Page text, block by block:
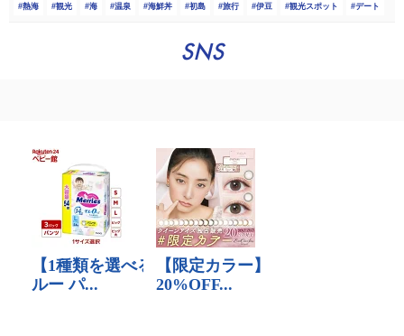
熱海 観光 海 温泉 海鮮丼 初島 旅行 伊豆 観光スポット デート
SNS